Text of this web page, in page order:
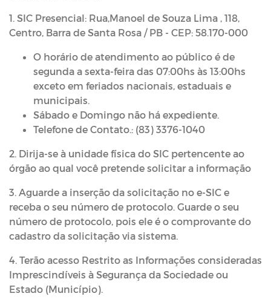
1. SIC Presencial: Rua,Manoel de Souza Lima , 118,
Centro, Barra de Santa Rosa / PB - CEP: 58.170-000
O horário de atendimento ao público é de
segunda a sexta-feira das 07:00hs às 13:00hs
exceto em feriados nacionais, estaduais e
municipais.
Sábado e Domingo não há expediente.
Telefone de Contato.: (83) 3376-1040
2. Dirija-se à unidade física do SIC pertencente ao
órgão ao qual você pretende solicitar a informação
3. Aguarde a inserção da solicitação no e-SIC e
receba o seu número de protocolo. Guarde o seu
número de protocolo, pois ele é o comprovante do
cadastro da solicitação via sistema.
4. Terão acesso Restrito as Informações consideradas
Imprescindíveis à Segurança da Sociedade ou
Estado (Município).